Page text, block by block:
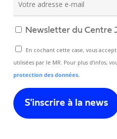
Newsletter du Centre
En cochant cette case, vous
utilisées par le MR. Pour plus d’infos,
protection des données.